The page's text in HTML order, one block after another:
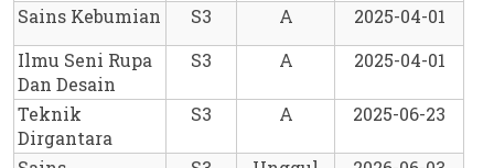
Sains Kebumian S3 A
2025-04-01
Ilmu Seni Rupa
Dan Desain
S3 A 2025-04-01
Teknik
Dirgantara
S3 A 2025-06-23